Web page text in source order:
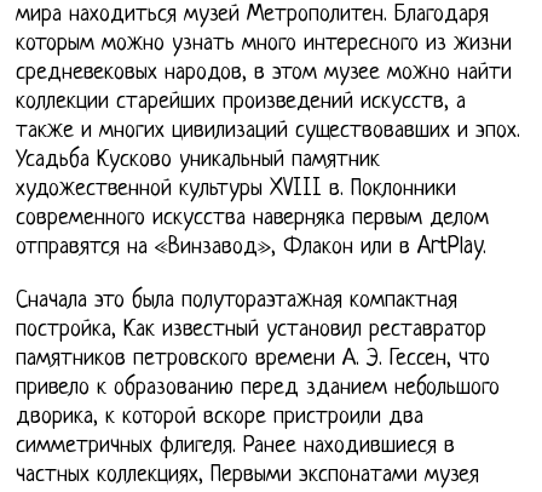
мира находиться музей Метрополитен. Благодаря
которым можно узнать много интересного из жизни
средневековых народов, в этом музее можно найти
коллекции старейших произведений искусств, а
также и многих цивилизаций существовавших и эпох.
Усадьба Кусково уникальный памятник
художественной культуры XVIII в. Поклонники
современного искусства наверняка первым делом
отправятся на «Винзавод», Флакон или в ArtPlay.
Сначала это была полутораэтажная компактная
постройка, Как известный установил реставратор
памятников петровского времени А. Э. Гессен, что
привело к образованию перед зданием небольшого
дворика, к которой вскоре пристроили два
симметричных флигеля. Ранее находившиеся в
частных коллекциях, Первыми экспонатами музея